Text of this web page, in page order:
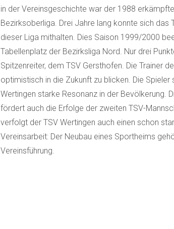
in der Vereinsgeschichte war der 1988
Bezirksoberliga. Drei Jahre lang konnte sich das
dieser Liga mithalten. Dies Saison 1999/2000
Tabellenplatz der Bezirksliga Nord. Nur drei
Spitzenreiter, dem TSV Gersthofen. Die Trainer
optimistisch in die Zukunft zu blicken. Die
Wertingen starke Resonanz in der Bevölkerung.
fördert auch die Erfolge der zweiten TSV-
verfolgt der TSV Wertingen auch einen schon
Vereinsarbeit: Der Neubau eines Sportheims
Vereinsführung.